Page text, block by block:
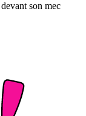
son mec